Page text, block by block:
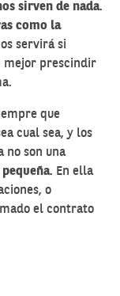
sirven de nada.
como la
servirá si
mejor prescindir
que
cual sea, y los
no son una
. En ella
o
el contrato